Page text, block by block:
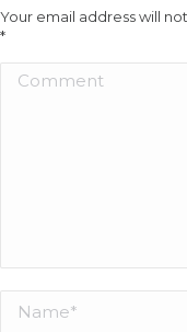
Your email address will
*
Comment
Name *